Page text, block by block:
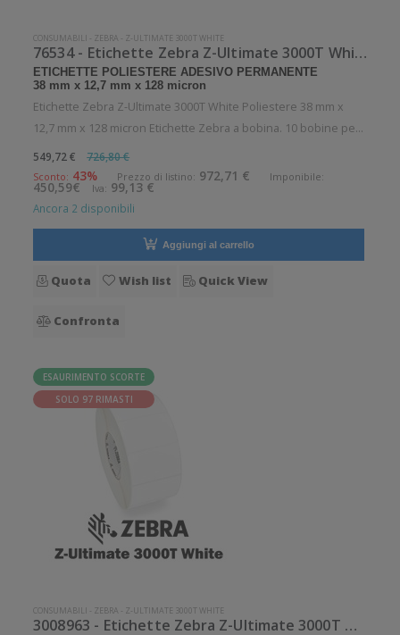
CONSUMABILI - ZEBRA - Z-ULTIMATE 3000T WHITE
76534 - Etichette Zebra Z-Ultimate 3000T White Poliestere
ETICHETTE POLIESTERE ADESIVO PERMANENTE
38 mm x 12,7 mm x 128 micron
Etichette Zebra Z-Ultimate 3000T White Poliestere 38 mm x
12,7 mm x 128 micron Etichette Zebra a bobina. 10 bobine per
confezione. 9449 etichette per bobina. Etichette in poliestere
con adesivo permanente. Diametro interno: 76 mm. Diametro
esterno:
549,72 € 726,80 €
Sconto: 43% Prezzo di listino: 972,71 € Imponibile:
450,59€ Iva: 99,13 €
Ancora 2 disponibili
Aggiungi al carrello
Quota Wish list Quick View
Confronta
ESAURIMENTO SCORTE
SOLO 97 RIMASTI
CONSUMABILI - ZEBRA - Z-ULTIMATE 3000T WHITE
3008963 - Etichette Zebra Z-Ultimate 3000T White Poliestere